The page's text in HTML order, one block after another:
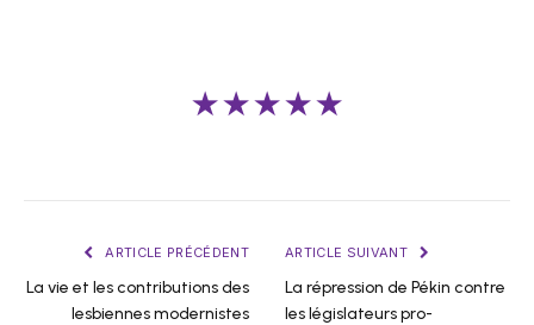
★★★★★
ARTICLE PRÉCÉDENT
La vie et les contributions des
lesbiennes modernistes
ARTICLE SUIVANT
La répression de Pékin contre
les législateurs pro-